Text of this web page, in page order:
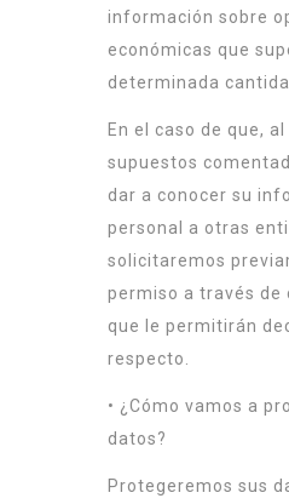
información sobre
económicas que
determinada
En el caso de que,
supuestos
dar a conocer su
personal a otras
solicitaremos
permiso a través de
que le permitirán
respecto.
• ¿Cómo vamos a
datos?
Protegeremos sus